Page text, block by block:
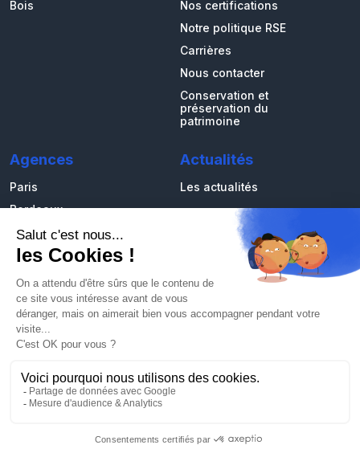
Bois
Nos certifications
Notre politique RSE
Carrières
Nous contacter
Conservation et
préservation du
patrimoine
Agences
Paris
Bordeaux
Marseille
Strasbourg
Rennes
La Rochelle
Mâcon
Actualités
Les actualités
Politique de confidentialité Mentions légales Les cookies
Demande de données personnelles
hébergement par